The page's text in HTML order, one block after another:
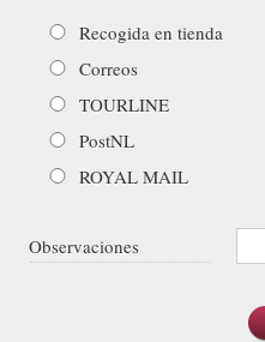
Recogida en tienda
Correos
TOURLINE
PostNL
ROYAL MAIL
Observaciones